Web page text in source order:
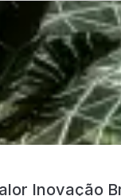
Inovação